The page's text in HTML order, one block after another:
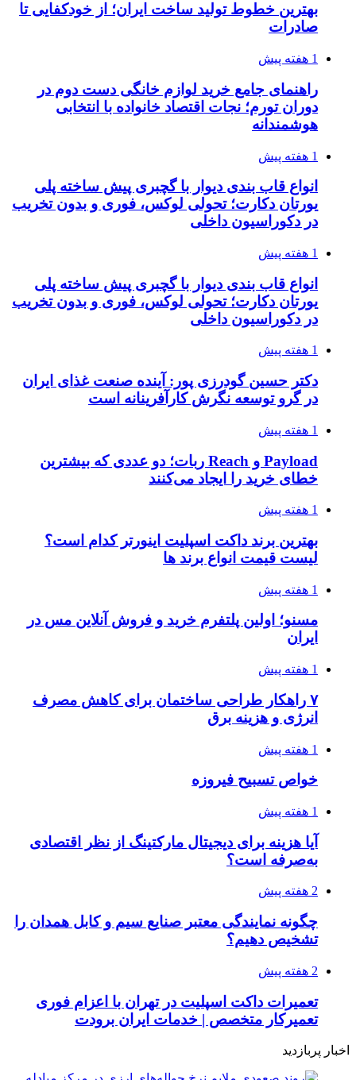
بهترین خطوط تولید ساخت ایران؛ از خودکفایی تا
صادرات
1 هفته پیش
راهنمای جامع خرید لوازم خانگی دست دوم در
دوران تورم؛ نجات اقتصاد خانواده با انتخابی
هوشمندانه
1 هفته پیش
انواع قاب بندی دیوار با گچبری پیش ساخته پلی
یورتان دکارت؛ تحولی لوکس، فوری و بدون تخریب
در دکوراسیون داخلی
1 هفته پیش
انواع قاب بندی دیوار با گچبری پیش ساخته پلی
یورتان دکارت؛ تحولی لوکس، فوری و بدون تخریب
در دکوراسیون داخلی
1 هفته پیش
دکتر حسین گودرزی پور: آینده صنعت غذای ایران
در گرو توسعه نگرش کارآفرینانه است
1 هفته پیش
Payload و Reach ربات؛ دو عددی که بیشترین
خطای خرید را ایجاد می‌کنند
1 هفته پیش
بهترین برند داکت اسپلیت اینورتر کدام است؟
لیست قیمت انواع برند ها
1 هفته پیش
مسنو؛ اولین پلتفرم خرید و فروش آنلاین مس در
ایران
1 هفته پیش
۷ راهکار طراحی ساختمان برای کاهش مصرف
انرژی و هزینه برق
1 هفته پیش
خواص تسبیح فیروزه
1 هفته پیش
آیا هزینه برای دیجیتال مارکتینگ از نظر اقتصادی
به‌صرفه است؟
2 هفته پیش
چگونه نمایندگی معتبر صنایع سیم و کابل همدان را
تشخیص دهیم؟
2 هفته پیش
تعمیرات داکت اسپلیت در تهران با اعزام فوری
تعمیرکار متخصص | خدمات ایران برودت
اخبار پربازدید